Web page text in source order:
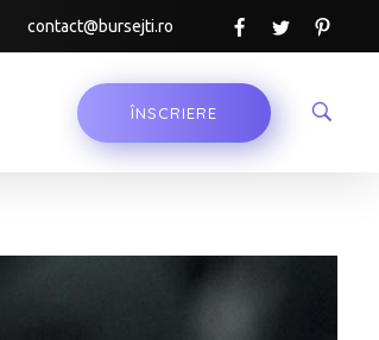
contact@bursejti.ro
ÎNSCRIERE